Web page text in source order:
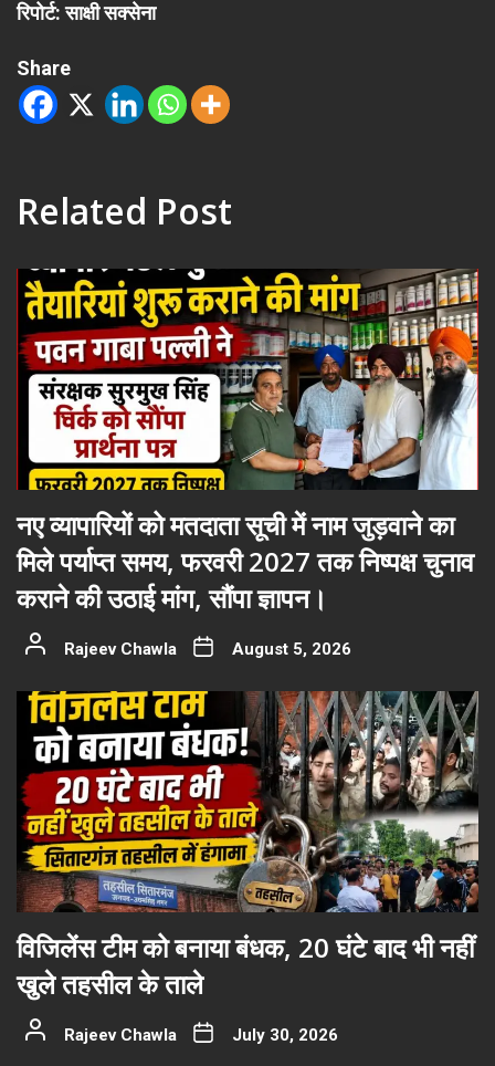
रिपोर्ट: साक्षी सक्सेना
Share
Related Post
नए व्यापारियों को मतदाता सूची में नाम जुड़वाने का
मिले पर्याप्त समय, फरवरी 2027 तक निष्पक्ष चुनाव
कराने की उठाई मांग, सौंपा ज्ञापन।
Rajeev Chawla August 5, 2026
विजिलेंस टीम को बनाया बंधक, 20 घंटे बाद भी नहीं
खुले तहसील के ताले
Rajeev Chawla July 30, 2026